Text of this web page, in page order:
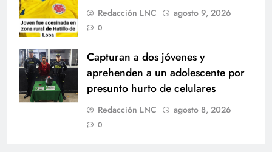
Redacción LNC agosto 9, 2026
0
Capturan a dos jóvenes y
aprehenden a un adolescente por
presunto hurto de celulares
Redacción LNC agosto 8, 2026
0